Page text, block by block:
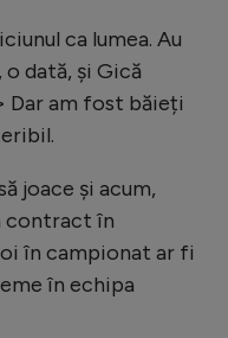
ca lumea. Au
dată, și Gică
Dar am fost băieți
joace și acum,
contract în
în campionat ar fi
în echipa